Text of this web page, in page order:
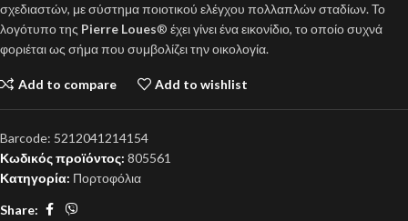
σχεδιαστών, με σύστημα ποιοτικού ελέγχου πολλαπλών σταδίων. Το
λογότυπο της Pierre Loues® έχει γίνει ένα εικονίδιο, το οποίο συχνά
φοριέται ως σήμα που συμβολίζει την οικολογία.
Add to compare Add to wishlist
Barcode: 5212041214154
Κωδικός προϊόντος: 805561
Κατηγορία: Πορτοφόλια
Share: